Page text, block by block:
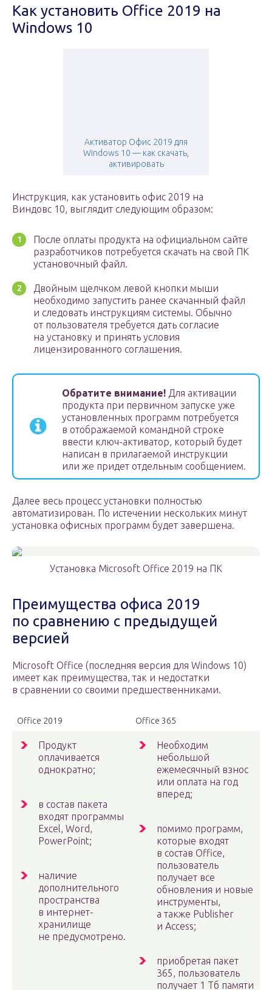
Как установить Office 2019 на
Windows 10
Активатор Офис 2019 для
Windows 10 — как скачать,
активировать
Инструкция, как установить офис 2019 на
Виндовс 10, выглядит следующим образом:
После оплаты продукта на официальном сайте
разработчиков потребуется скачать на свой ПК
установочный файл.
Двойным щелчком левой кнопки мыши
необходимо запустить ранее скачанный файл
и следовать инструкциям системы. Обычно
от пользователя требуется дать согласие
на установку и принять условия
лицензированного соглашения.
Обратите внимание! Для активации
продукта при первичном запуске уже
установленных программ потребуется
в отображаемой командной строке
ввести ключ-активатор, который будет
написан в прилагаемой инструкции
или же придет отдельным сообщением.
Далее весь процесс установки полностью
автоматизирован. По истечении нескольких минут
установка офисных программ будет завершена.
Установка Microsoft Office 2019 на ПК
Преимущества офиса 2019
по сравнению с предыдущей
версией
Microsoft Office (последняя версия для Windows 10)
имеет как преимущества, так и недостатки
в сравнении со своими предшественниками.
Office 2019 Office 365
Продукт
оплачивается
однократно;
в состав пакета
входят программы
Excel, Word,
PowerPoint;
наличие
дополнительного
пространства
в интернет-
хранилище
не предусмотрено.
Необходим
небольшой
ежемесячный взнос
или оплата на год
вперед;
помимо программ,
которые входят
в состав Office,
пользователь
получает все
обновления и новые
инструменты,
а также Publisher
и Аccess;
приобретая пакет
365, пользователь
получает 1 Тб памяти